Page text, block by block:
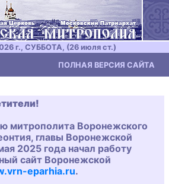
г., СУББОТА, (26 июля ст.)
ПОЛНАЯ ВЕРСИЯ САЙТА
митрополита Воронежского
главы Воронежской
2025 года начал работу
сайт Воронежской
eparhia.ru.